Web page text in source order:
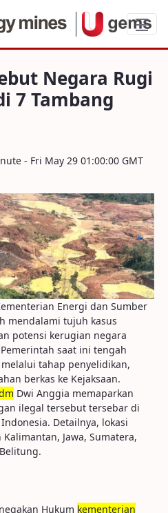
Negara Rugi Rp
Negara Rugi
7 Tambang
- Fri May 29 01:00:00 GMT
Energi dan Sumber
mendalami tujuh kasus
potensi kerugian negara
saat ini tengah
tahap penyelidikan,
berkas ke Kejaksaan.
Dwi Anggia memaparkan
ilegal tersebut tersebar di
Detailnya, lokasi
Jawa, Sumatera,
Hukum kementerian